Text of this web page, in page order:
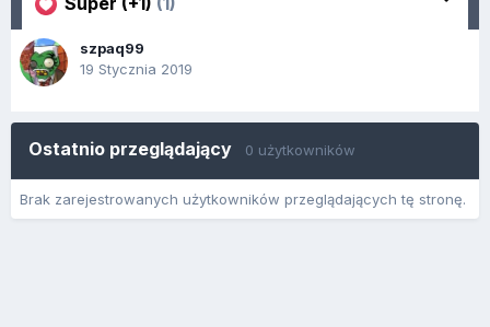
szpaq99
19 Stycznia 2019
Ostatnio przeglądający 0 użytkowników
Brak zarejestrowanych użytkowników przeglądających tę stronę.